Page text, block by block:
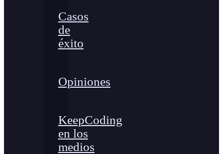
Casos
de
éxito
Opiniones
KeepCoding
en los
medios